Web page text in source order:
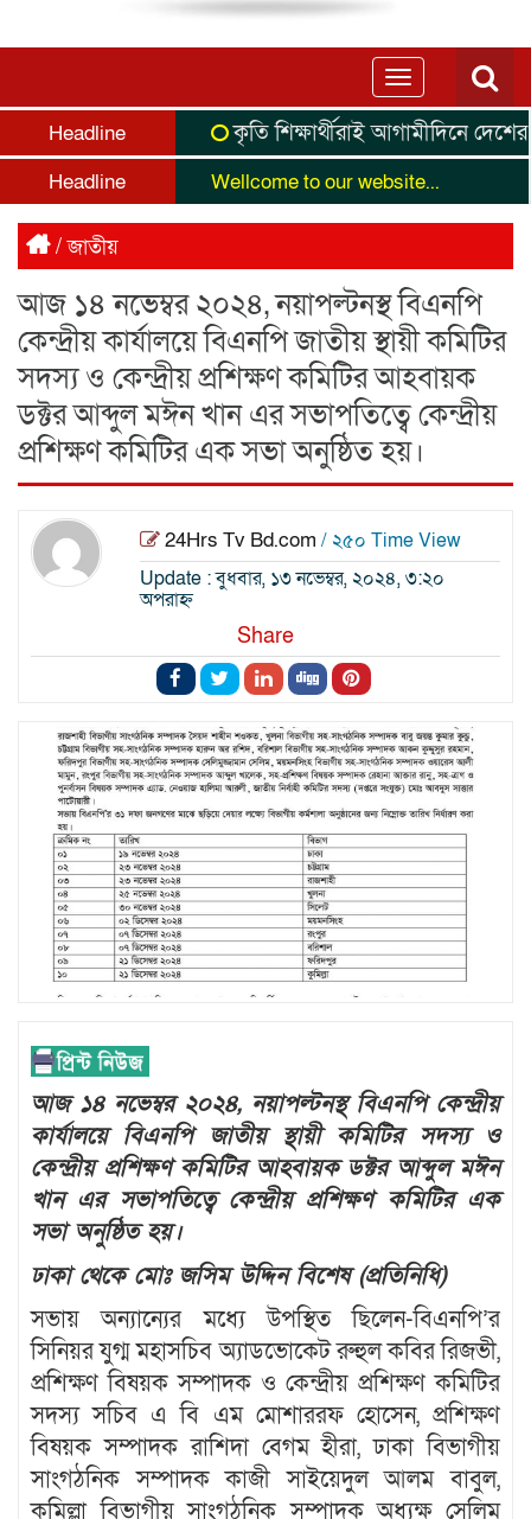
Toggle
navigation
Headline
কৃতি শিক্ষার্থীরাই আগামীদিনে দেশের
Headline Wellcome to our website...
/জাতীয়
আজ ১৪ নভেম্বর ২০২৪, নয়াপল্টনস্থ বিএনপি
কেন্দ্রীয় কার্যালয়ে বিএনপি জাতীয় স্থায়ী কমিটির
সদস্য ও কেন্দ্রীয় প্রশিক্ষণ কমিটির আহবায়ক
ডক্টর আব্দুল মঈন খান এর সভাপতিত্বে কেন্দ্রীয়
প্রশিক্ষণ কমিটির এক সভা অনুষ্ঠিত হয়।
24Hrs Tv Bd.com / ২৫০ Time View
Update : বুধবার, ১৩ নভেম্বর, ২০২৪, ৩:২০
অপরাহ্ন
Share
আজ ১৪ নভেম্বর ২০২৪, নয়াপল্টনস্থ বিএনপি কেন্দ্রীয়
কার্যালয়ে বিএনপি জাতীয় স্থায়ী কমিটির সদস্য ও
কেন্দ্রীয় প্রশিক্ষণ কমিটির আহবায়ক ডক্টর আব্দুল মঈন
খান এর সভাপতিত্বে কেন্দ্রীয় প্রশিক্ষণ কমিটির এক
সভা অনুষ্ঠিত হয়।
ঢাকা থেকে মোঃ জসিম উদ্দিন বিশেষ (প্রতিনিধি)
সভায় অন্যান্যের মধ্যে উপস্থিত ছিলেন-বিএনপি’র
সিনিয়র যুগ্ম মহাসচিব অ্যাডভোকেট রুহুল কবির রিজভী,
প্রশিক্ষণ বিষয়ক সম্পাদক ও কেন্দ্রীয় প্রশিক্ষণ কমিটির
সদস্য সচিব এ বি এম মোশাররফ হোসেন, প্রশিক্ষণ
বিষয়ক সম্পাদক রাশিদা বেগম হীরা, ঢাকা বিভাগীয়
সাংগঠনিক সম্পাদক কাজী সাইয়েদুল আলম বাবুল,
কুমিল্লা বিভাগীয় সাংগঠনিক সম্পাদক অধ্যক্ষ সেলিম